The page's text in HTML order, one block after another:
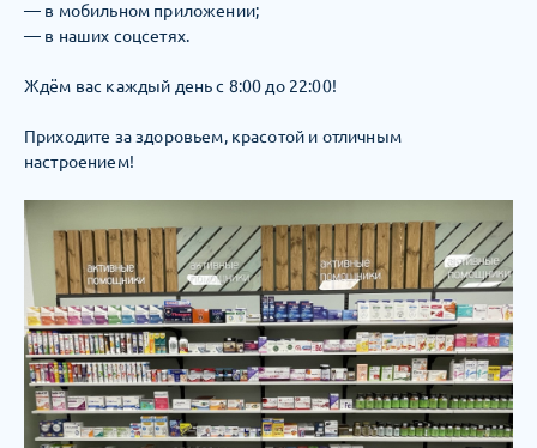
— в мобильном приложении;
— в наших соцсетях.
Ждём вас каждый день с 8:00 до 22:00!
Приходите за здоровьем, красотой и отличным
настроением!